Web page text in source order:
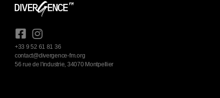
+33 9 52 61 81 36
contact@divergence-fm.org
56 rue de l'industrie, 34070 Montpellier